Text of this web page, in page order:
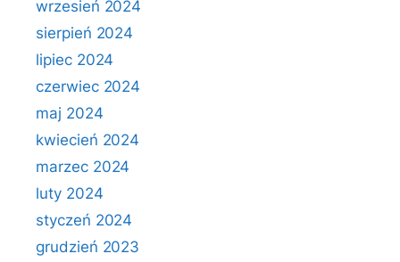
wrzesień 2024
sierpień 2024
lipiec 2024
czerwiec 2024
maj 2024
kwiecień 2024
marzec 2024
luty 2024
styczeń 2024
grudzień 2023